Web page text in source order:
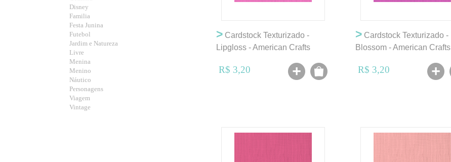
Disney
Familia
Festa Junina
Futebol
Jardim e Natureza
Livre
Menina
Menino
Náutico
Personagens
Viagem
Vintage
> Cardstock Texturizado -
Lipgloss - American Crafts
R$ 3,20
>Cardstock Texturizado -
Blossom - American Crafts
R$ 3,20